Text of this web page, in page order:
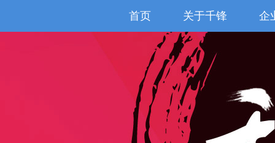
首页 关于千锋 企